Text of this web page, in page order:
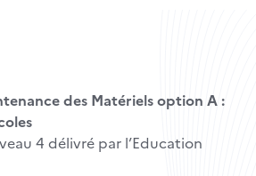
des Matériels option A :
4 délivré par l’Education